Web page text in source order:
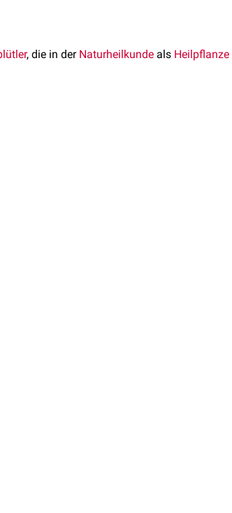
, die in der Naturheilkunde als Heilpflanze